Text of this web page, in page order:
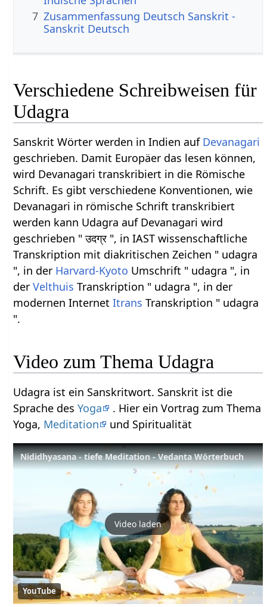
7 Zusammenfassung Deutsch Sanskrit -
Sanskrit Deutsch
Verschiedene Schreibweisen für
Udagra
Sanskrit Wörter werden in Indien auf Devanagari
geschrieben. Damit Europäer das lesen können,
wird Devanagari transkribiert in die Römische
Schrift. Es gibt verschiedene Konventionen, wie
Devanagari in römische Schrift transkribiert
werden kann Udagra auf Devanagari wird
geschrieben " उदग्र ", in IAST wissenschaftliche
Transkription mit diakritischen Zeichen " udagra
", in der Harvard-Kyoto Umschrift " udagra ", in
derVelthuis Transkription " udagra ", in der
modernen InternetItrans Transkription " udagra
".
Video zum Thema Udagra
Udagra ist ein Sanskritwort. Sanskrit ist die
Sprache desYoga
. Hier ein Vortrag zum Thema
Yoga, Meditation und Spiritualität
Nididhyasana - tiefe Meditation - Vedanta Wörterbuch
Video laden
YouTube